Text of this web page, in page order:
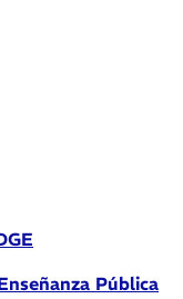
Pública